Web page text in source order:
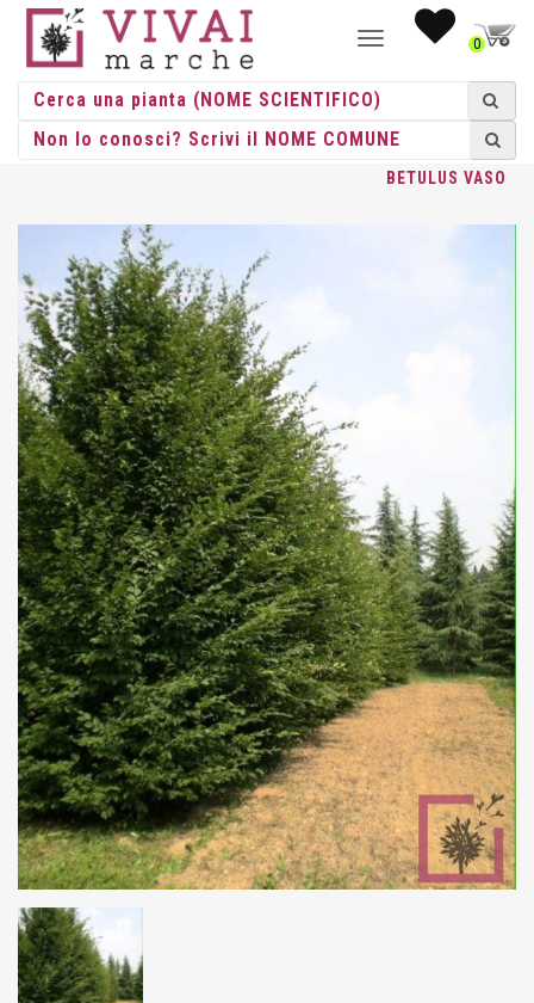
NAVIGAZIONE0
HOME/ALBERI/ALBERI VASO/CARPINUS / CARPINUS
BETULUS VASO